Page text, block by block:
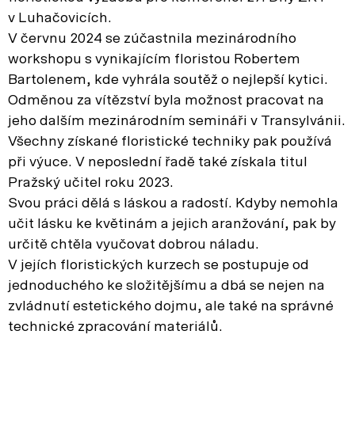
v Luhačovicích.
V červnu 2024 se zúčastnila mezinárodního
workshopu s vynikajícím floristou Robertem
Bartolenem, kde vyhrála soutěž o nejlepší kytici.
Odměnou za vítězství byla možnost pracovat na
jeho dalším mezinárodním semináři v Transylvánii.
Všechny získané floristické techniky pak používá
při výuce. V neposlední řadě také získala titul
Pražský učitel roku 2023.
Svou práci dělá s láskou a radostí. Kdyby nemohla
učit lásku ke květinám a jejich aranžování, pak by
určitě chtěla vyučovat dobrou náladu.
V jejích floristických kurzech se postupuje od
jednoduchého ke složitějšímu a dbá se nejen na
zvládnutí estetického dojmu, ale také na správné
technické zpracování materiálů.